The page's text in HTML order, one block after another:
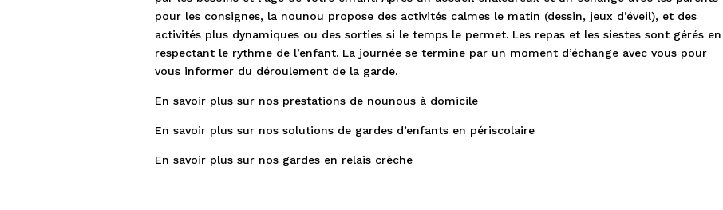
pour les consignes, la nounou propose des activités calmes le matin (dessin, jeux d’éveil), et des
activités plus dynamiques ou des sorties si le temps le permet. Les repas et les siestes sont gérés en
respectant le rythme de l’enfant. La journée se termine par un moment d’échange avec vous pour
vous informer du déroulement de la garde.
En savoir plus sur nos prestations de nounous à domicile
En savoir plus sur nos solutions de gardes d’enfants en périscolaire
En savoir plus sur nos gardes en relais crèche